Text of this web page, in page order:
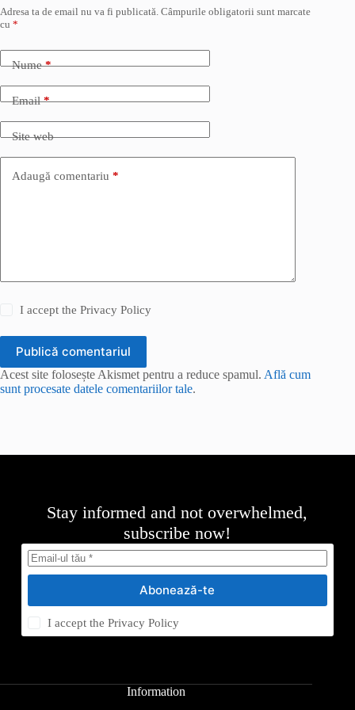
Adresa ta de email nu va fi publicată. Câmpurile obligatorii sunt marcate
cu *
Nume*
Email*
Site web
Adaugă comentariu *
I accept thePrivacy Policy
Publică comentariul
Acest site folosește Akismet pentru a reduce spamul. Află cum
sunt procesate datele comentariilor tale.
Stay informed and not overwhelmed,
subscribe now!
Abonează-te
I accept thePrivacy Policy
Information